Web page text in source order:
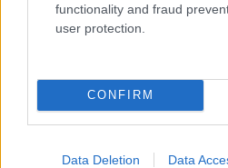
functionality and fraud
user protection.
CONFIRM
Data Deletion Data
È scontro tra
Controlli rafforzati in